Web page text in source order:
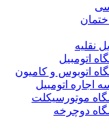
نقلیه
اتومبیل
اتوبوس و کامیون
اتومبیل
موتورسیکلت
دوچرخه